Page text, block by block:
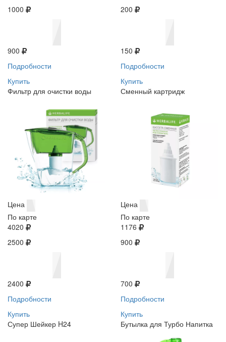
1000
900
Подробности
Купить
200
150
Подробности
Купить
Фильтр для очистки воды
Цена
По карте
4020
2500
2400
Подробности
Купить
Сменный картридж
Цена
По карте
1176
900
700
Подробности
Купить
Супер Шейкер H24
Бутылка для Турбо Напитка